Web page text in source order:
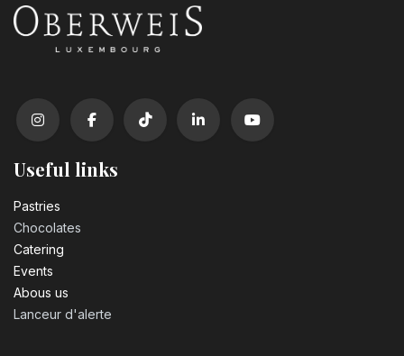
Useful links
Pastrie​s
Chocolates
Catering
Events
Abous us
Lanceur d'alerte